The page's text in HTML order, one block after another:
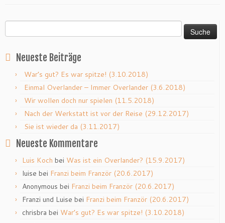
nach:
Neueste Beiträge
War’s gut? Es war spitze! (3.10.2018)
Einmal Overlander – Immer Overlander (3.6.2018)
Wir wollen doch nur spielen (11.5.2018)
Nach der Werkstatt ist vor der Reise (29.12.2017)
Sie ist wieder da (3.11.2017)
Neueste Kommentare
Luis Koch bei Was ist ein Overlander? (15.9.2017)
luise bei Franzi beim Franzör (20.6.2017)
Anonymous bei Franzi beim Franzör (20.6.2017)
Franzi und Luise bei Franzi beim Franzör (20.6.2017)
chrisbra bei War’s gut? Es war spitze! (3.10.2018)